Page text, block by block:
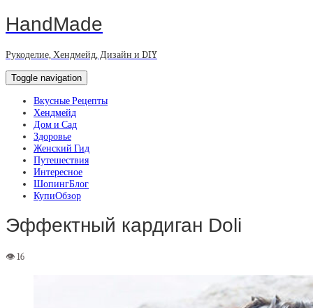
HandMade
Рукоделие, Хендмейд, Дизайн и DIY
Toggle navigation
Вкусные Рецепты
Хендмейд
Дом и Сад
Здоровье
Женский Гид
Путешествия
Интересное
ШопингБлог
КупиОбзор
Эффектный кардиган Doli